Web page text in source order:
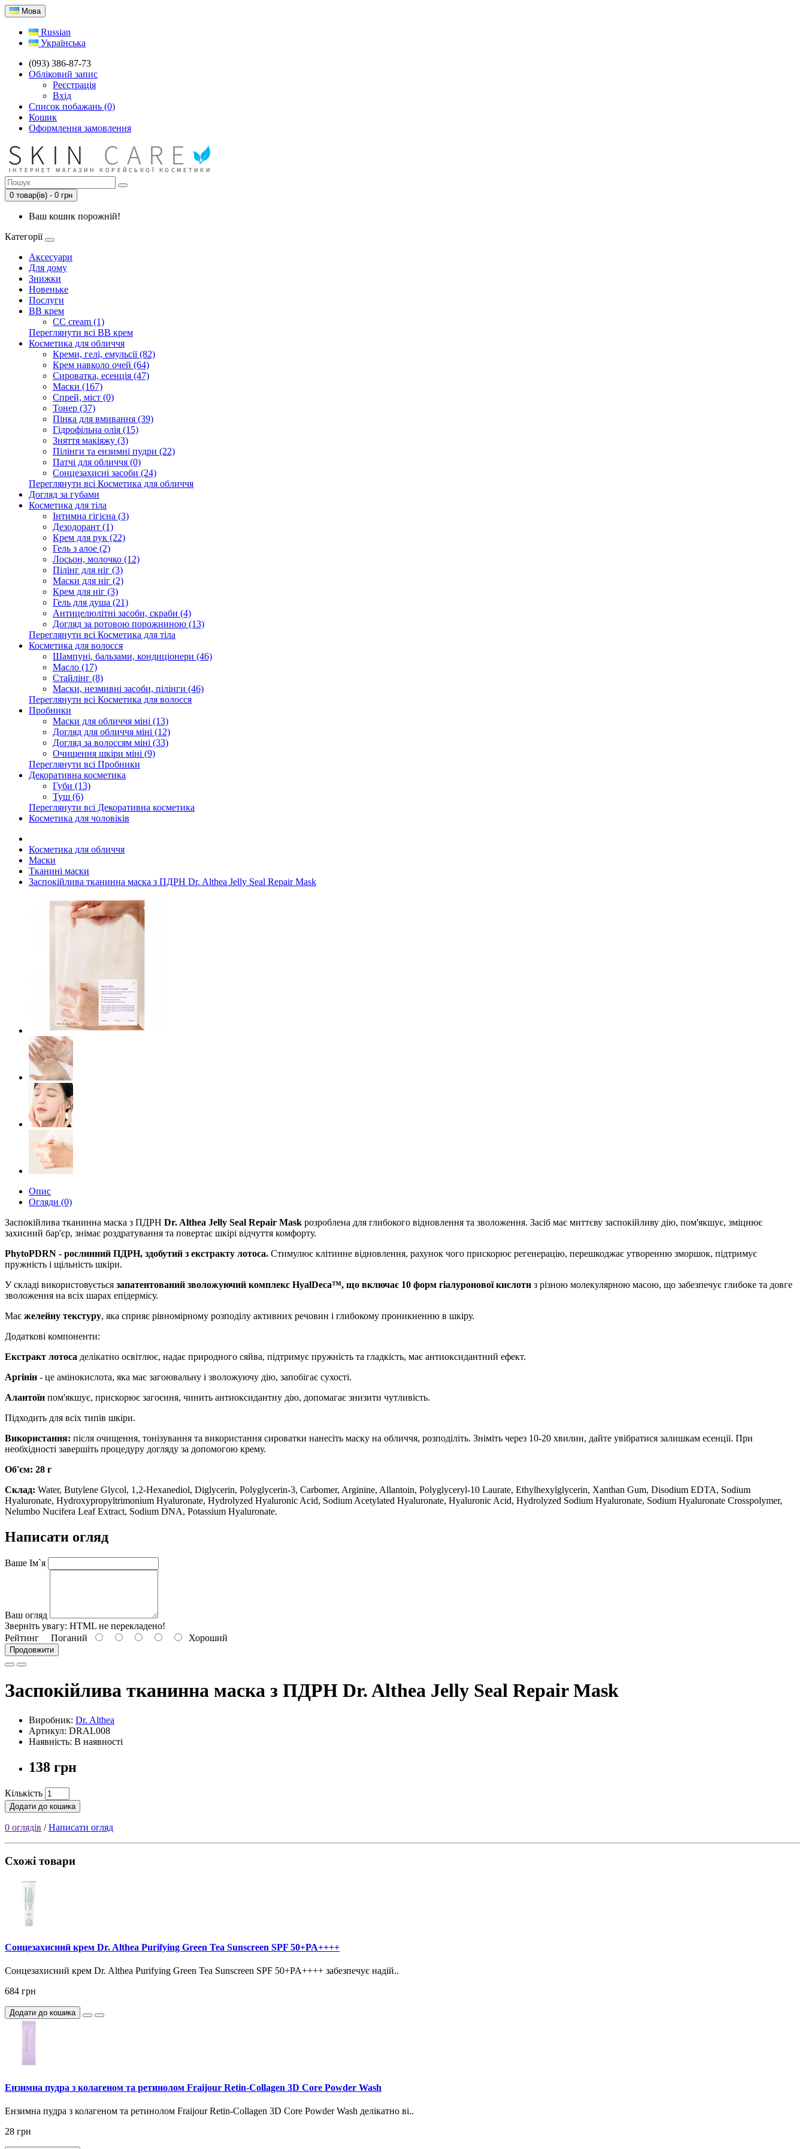
Мова
Russian
Українська
(093) 386-87-73
Обліковий запис
Реєстрація
Вхід
Список побажань (0)
Кошик
Оформлення замовлення
0 товар(ів) - 0 грн
Ваш кошик порожній!
Категорії
Аксесуари
Для дому
Знижки
Новеньке
Послуги
BB крем
CC cream (1)
Переглянути всі BB крем
Косметика для обличчя
Креми, гелі, емульсії (82)
Крем навколо очей (64)
Сироватка, есенція (47)
Маски (167)
Спрей, міст (0)
Тонер (37)
Пінка для вмивання (39)
Гідрофільна олія (15)
Зняття макіяжу (3)
Пілінги та ензимні пудри (22)
Патчі для обличчя (0)
Сонцезахисні засоби (24)
Переглянути всі Косметика для обличчя
Догляд за губами
Косметика для тіла
Інтимна гігієна (3)
Дезодорант (1)
Крем для рук (22)
Гель з алое (2)
Лосьон, молочко (12)
Пілінг для ніг (3)
Маски для ніг (2)
Крем для ніг (3)
Гель для душа (21)
Антицелюлітні засоби, скраби (4)
Догляд за ротовою порожниною (13)
Переглянути всі Косметика для тіла
Косметика для волосся
Шампуні, бальзами, кондиціонери (46)
Масло (17)
Стайлінг (8)
Маски, незмивні засоби, пілінги (46)
Переглянути всі Косметика для волосся
Пробники
Маски для обличчя міні (13)
Догляд для обличчя міні (12)
Догляд за волоссям міні (33)
Очищення шкіри міні (9)
Переглянути всі Пробники
Декоративна косметика
Губи (13)
Туш (6)
Переглянути всі Декоративна косметика
Косметика для чоловіків
Косметика для обличчя
Маски
Тканині маски
Заспокійлива тканинна маска з ПДРН Dr. Althea Jelly Seal Repair Mask
Опис
Огляди (0)
Заспокійлива тканинна маска з ПДРН Dr. Althea Jelly Seal Repair Mask розроблена для глибокого відновлення та зволоження. Засіб має миттєву заспокійливу дію, пом'якшує, зміцнює
захисний бар'єр, знімає роздратування та повертає шкірі відчуття комфорту.
PhytoPDRN - рослинний ПДРН, здобутий з екстракту лотоса. Стимулює клітинне відновлення, рахунок чого прискорює регенерацію, перешкоджає утворенню зморшок, підтримує
пружність і щільність шкіри.
У складі використовується запатентований зволожуючий комплекс HyalDeca™, що включає 10 форм гіалуронової кислоти з різною молекулярною масою, що забезпечує глибоке та довге
зволоження на всіх шарах епідермісу.
Має желейну текстуру, яка сприяє рівномірному розподілу активних речовин і глибокому проникненню в шкіру.
Додаткові компоненти:
Екстракт лотоса делікатно освітлює, надає природного сяйва, підтримує пружність та гладкість, має антиоксидантний ефект.
Аргінін - це амінокислота, яка має загоювальну і зволожуючу дію, запобігає сухості.
Алантоїн пом'якшує, прискорює загоєння, чинить антиоксидантну дію, допомагає знизити чутливість.
Підходить для всіх типів шкіри.
Використання: після очищення, тонізування та використання сироватки нанесіть маску на обличчя, розподіліть. Зніміть через 10-20 хвилин, дайте увібратися залишкам есенції. При
необхідності завершіть процедуру догляду за допомогою крему.
Об'єм: 28 г
Склад: Water, Butylene Glycol, 1,2-Hexanediol, Diglycerin, Polyglycerin-3, Carbomer, Arginine, Allantoin, Polyglyceryl-10 Laurate, Ethylhexylglycerin, Xanthan Gum, Disodium EDTA, Sodium
Hyaluronate, Hydroxypropyltrimonium Hyaluronate, Hydrolyzed Hyaluronic Acid, Sodium Acetylated Hyaluronate, Hyaluronic Acid, Hydrolyzed Sodium Hyaluronate, Sodium Hyaluronate Crosspolymer,
Nelumbo Nucifera Leaf Extract, Sodium DNA, Potassium Hyaluronate.
Написати огляд
Ваше Ім`я
Ваш огляд
Зверніть увагу: HTML не перекладено!
Рейтинг Поганий Хороший
Продовжити
Заспокійлива тканинна маска з ПДРН Dr. Althea Jelly Seal Repair Mask
Виробник: Dr. Althea
Артикул: DRAL008
Наявність: В наявності
138 грн
Кількість
Додати до кошика
0 оглядів /Написати огляд
Схожі товари
Сонцезахисний крем Dr. Althea Purifying Green Tea Sunscreen SPF 50+PA++++
Сонцезахисний крем Dr. Althea Purifying Green Tea Sunscreen SPF 50+PA++++ забезпечує надій..
684 грн
Додати до кошика
Ензимна пудра з колагеном та ретинолом Fraijour Retin-Collagen 3D Core Powder Wash
Ензимна пудра з колагеном та ретинолом Fraijour Retin-Collagen 3D Core Powder Wash делікатно ві..
28 грн